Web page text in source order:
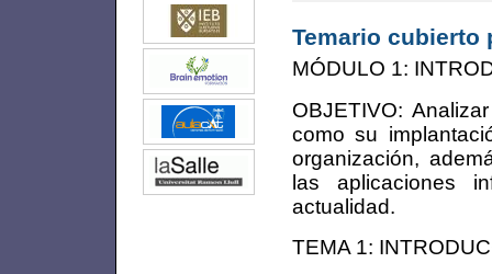
Temario cubierto
MÓDULO 1:
OBJETIVO:
como su
organización,
las aplicaciones
actualidad.
TEMA 1: